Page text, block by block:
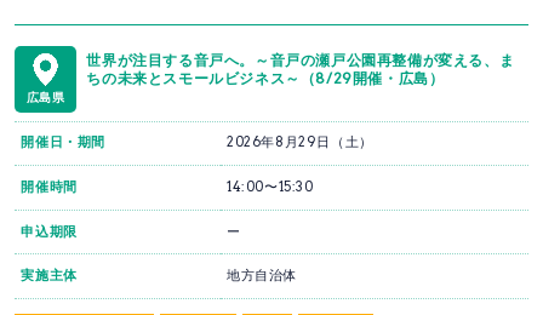
広島県
世界が注目する音戸へ。～音戸の瀬戸公園再整備が変える、ま
ちの未来とスモールビジネス～（8/29開催・広島）
開催日・期間 2026年8月29日（土）
開催時間 14:00〜15:30
申込期限 ー
実施主体 地方自治体